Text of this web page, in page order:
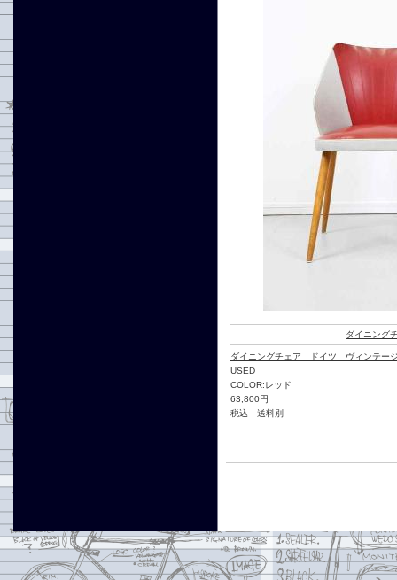
ダイニング
ダイニングチェア ドイツ ヴィンテー
USED
COLOR:レッド
63,800円
税込 送料別